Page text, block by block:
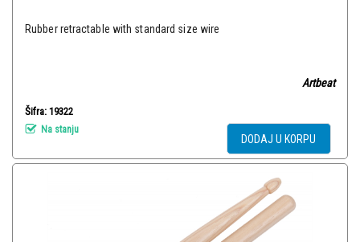
Rubber retractable with standard size wire
Artbeat
Šifra: 19322
Na stanju
DODAJ U KORPU